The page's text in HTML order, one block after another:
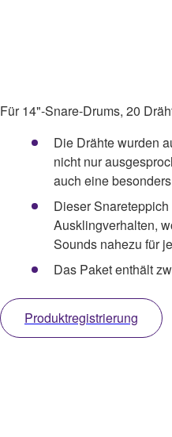
Für 14"-Snare-Drums, 20
Die Drähte wurden
nicht nur
auch eine
Dieser
Ausklingverhalten,
Sounds nahezu für
Das Paket enthält
Produktregistrierung